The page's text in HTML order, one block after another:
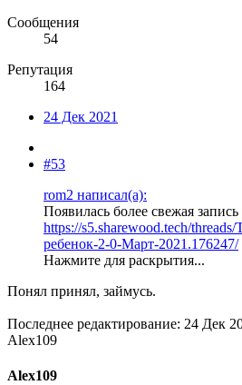
Сообщения
54
Репутация
164
24 Дек 2021
#53
rom2 написал(а):
Появилась более свежая
https://s5.sharewood.tech/
ребенок-2-0-Март-2021.176247/
Нажмите для раскрытия...
Понял принял, займусь.
Последнее редактирование: 24 Дек
Alex109
Alex109